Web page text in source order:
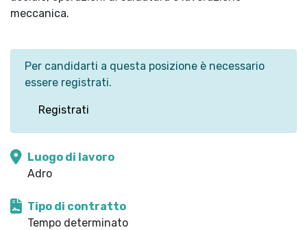
meccanica.
Per candidarti a questa posizione è necessario
essere registrati.
Registrati
Luogo di lavoro
Adro
Tipo di contratto
Tempo determinato